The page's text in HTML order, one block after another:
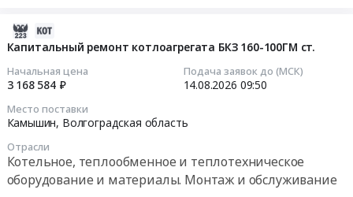
Капитальный ремонт котлоагрегата БКЗ 160-100ГМ ст.
Начальная цена
3 168 584 ₽
Подача заявок до (МСК)
14.08.2026 09:50
Место поставки
Камышин, Волгоградская область
Отрасли
Котельное, теплообменное и теплотехническое
оборудование и материалы. Монтаж и обслуживание